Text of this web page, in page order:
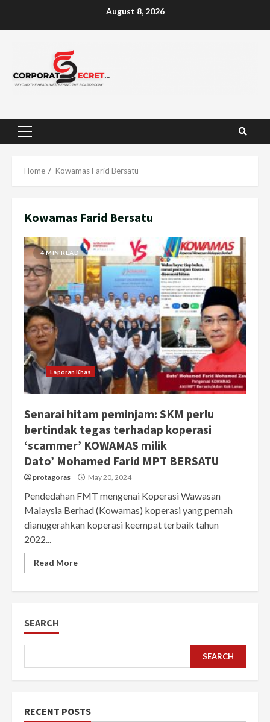
August 8, 2026
Primary
Home Kowamas Farid Bersatu
Kowamas Farid Bersatu
4 MIN READ
Laporan Khas
Senarai hitam peminjam: SKM perlu
bertindak tegas terhadap koperasi
‘scammer’ KOWAMAS milik
Dato’ Mohamed Farid MPT BERSATU
protagoras May 20, 2024
Pendedahan FMT mengenai Koperasi Wawasan
Malaysia Berhad (Kowamas) koperasi yang pernah
dianugerahkan koperasi keempat terbaik tahun
2022...
Read More
SEARCH
SEARCH
RECENT POSTS